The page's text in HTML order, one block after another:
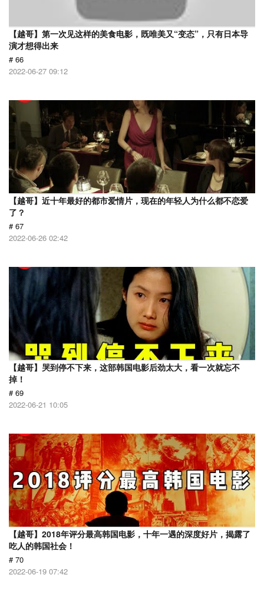
【越哥】第一次见这样的美食电影，既唯美又“变态”，只有日本导
演才想得出来
# 66
2022-06-27 09:12
【越哥】近十年最好的都市爱情片，现在的年轻人为什么都不恋爱
了？
# 67
2022-06-26 02:42
【越哥】哭到停不下来，这部韩国电影后劲太大，看一次就忘不
掉！
# 69
2022-06-21 10:05
【越哥】2018年评分最高韩国电影，十年一遇的深度好片，揭露了
吃人的韩国社会！
# 70
2022-06-19 07:42